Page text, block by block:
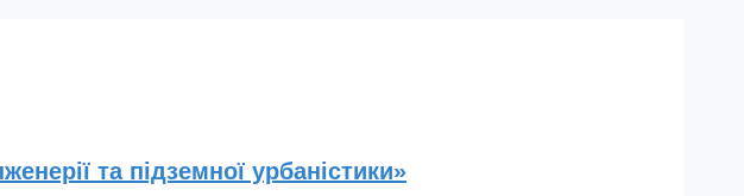
та підземної урбаністики»